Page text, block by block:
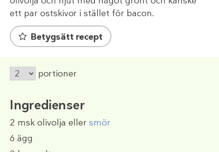
ett par ostskivor i stället för bacon.
Betygsätt recept
portioner
Ingredienser
2 msk olivolja eller smör
6 ägg